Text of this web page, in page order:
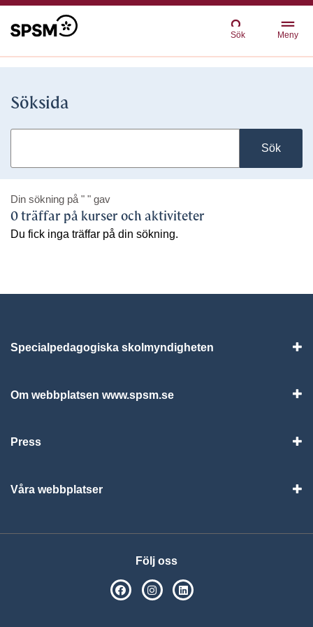
Sök Meny
Söksida
Sök
Din sökning på " " gav
0 träffar på kurser och aktiviteter
Du fick inga träffar på din sökning.
Specialpedagogiska skolmyndigheten
Om webbplatsen www.spsm.se
Press
Våra webbplatser
Följ oss
SPSM på Facebook
SPSM på Instagram